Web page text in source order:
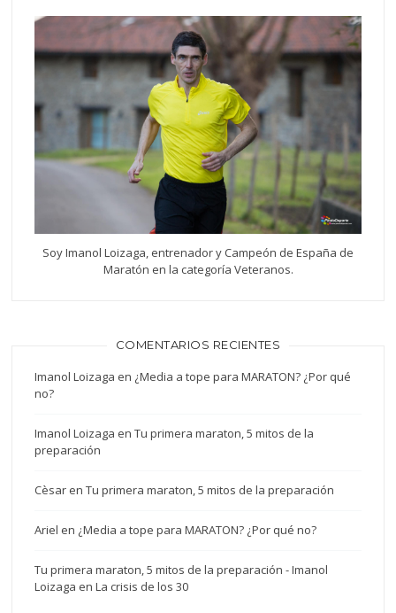
Soy Imanol Loizaga, entrenador y Campeón de España de
Maratón en la categoría Veteranos.
COMENTARIOS RECIENTES
Imanol Loizaga en ¿Media a tope para MARATON? ¿Por qué
no?
Imanol Loizaga enTu primera maraton, 5 mitos de la
preparación
Cèsar enTu primera maraton, 5 mitos de la preparación
Ariel en ¿Media a tope para MARATON? ¿Por qué no?
Tu primera maraton, 5 mitos de la preparación - Imanol
Loizaga enLa crisis de los 30